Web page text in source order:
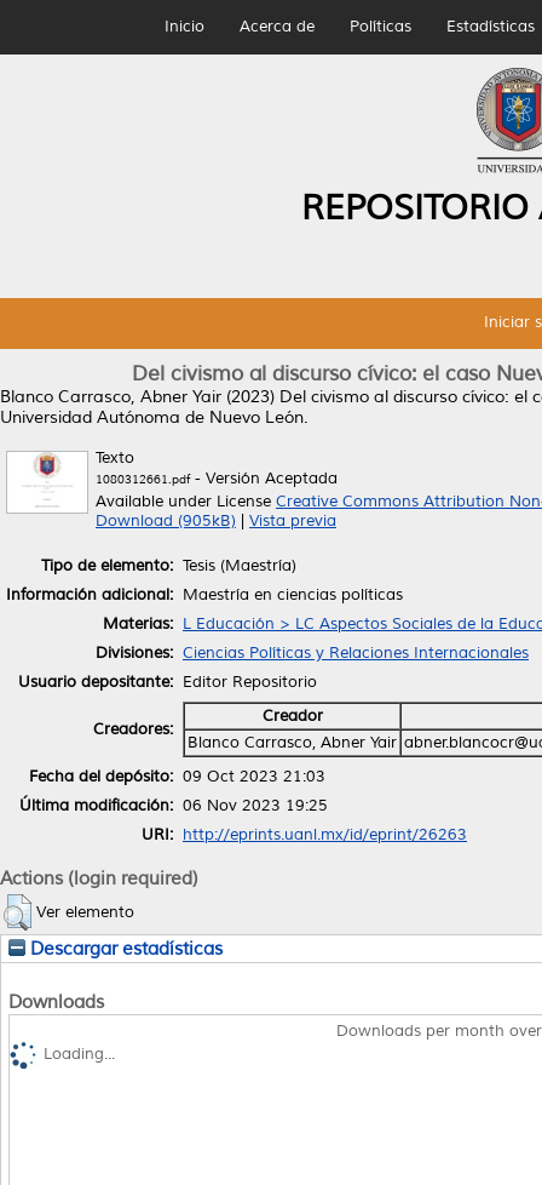
Inicio Acerca de Políticas Estadísticas
Iniciar
Del civismo al discurso cívico: el caso
Blanco Carrasco, Abner Yair (2023) Del civismo al discurso cívico: el
Universidad Autónoma de Nuevo León.
Texto
1080312661.pdf- Versión Aceptada
Available under License Creative Commons Attribution
Download (905kB)
Vista previa
Tipo de elemento: Tesis (Maestría)
Información adicional: Maestría en ciencias políticas
Materias: L Educación > LC Aspectos Sociales de la
Divisiones: Ciencias Políticas y Relaciones Internacionales
Usuario depositante: Editor Repositorio
Creadores:
Creador
Blanco Carrasco, Abner Yair
Fecha del depósito: 09 Oct 2023 21:03
Última modificación: 06 Nov 2023 19:25
URI: http://eprints.uanl.mx/id/eprint/26263
Actions (login required)
Ver elemento
Descargar estadísticas
Downloads
Downloads per month
Loading...